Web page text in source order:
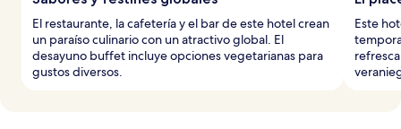
El restaurante, la cafetería y el bar de este hotel crean
un paraíso culinario con un atractivo global. El
desayuno buffet incluye opciones vegetarianas para
gustos diversos.
Este